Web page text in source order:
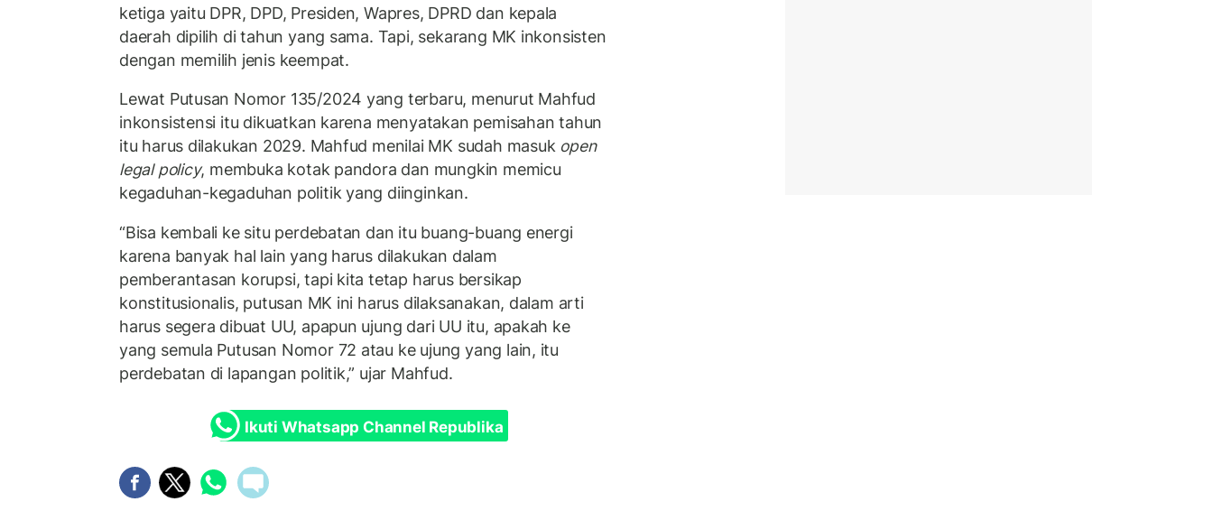
ketiga yaitu DPR, DPD, Presiden, Wapres, DPRD dan kepala
daerah dipilih di tahun yang sama. Tapi, sekarang MK inkonsisten
dengan memilih jenis keempat.
Lewat Putusan Nomor 135/2024 yang terbaru, menurut Mahfud
inkonsistensi itu dikuatkan karena menyatakan pemisahan tahun
itu harus dilakukan 2029. Mahfud menilai MK sudah masuk open
legal policy, membuka kotak pandora dan mungkin memicu
kegaduhan-kegaduhan politik yang diinginkan.
“Bisa kembali ke situ perdebatan dan itu buang-buang energi
karena banyak hal lain yang harus dilakukan dalam
pemberantasan korupsi, tapi kita tetap harus bersikap
konstitusionalis, putusan MK ini harus dilaksanakan, dalam arti
harus segera dibuat UU, apapun ujung dari UU itu, apakah ke
yang semula Putusan Nomor 72 atau ke ujung yang lain, itu
perdebatan di lapangan politik,” ujar Mahfud.
Ikuti Whatsapp Channel Republika